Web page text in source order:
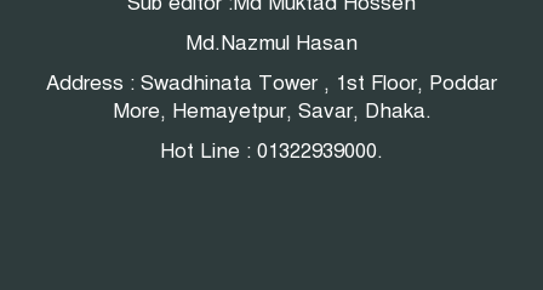
Md.Nazmul Hasan
Address : Swadhinata Tower , 1st Floor, Poddar
More, Hemayetpur, Savar, Dhaka.
Hot Line : 01322939000.